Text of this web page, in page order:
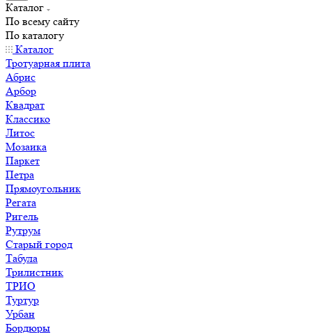
Каталог
По всему сайту
По каталогу
Каталог
Тротуарная плита
Абрис
Арбор
Квадрат
Классико
Литос
Мозаика
Паркет
Петра
Прямоугольник
Регата
Ригель
Рутрум
Старый город
Табула
Трилистник
ТРИО
Туртур
Урбан
Бордюры